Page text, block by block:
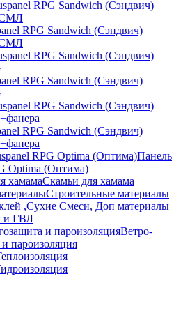
RPG Sandwich (Сэндвич)
RPG Sandwich (Сэндвич)
RPG Sandwich (Сэндвич)
Панель
Optima (Оптима)
Скамьи для хамама
Строительные материалы
,Сухие Смеси, Доп материалы
и ГВЛ
Ветро-
пароизоляция